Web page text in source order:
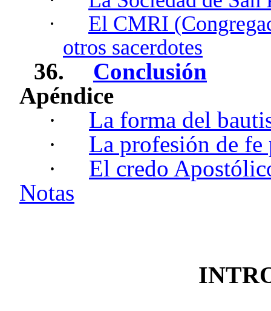
·
El CMRI
otros sacerdotes
36.
Conclusión
Apéndice
·
La forma del
·
La profesión de fe
·
El credo
Notas